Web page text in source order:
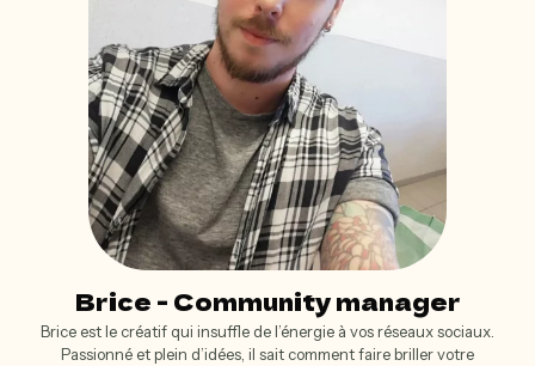
Brice - Community manager
Brice est le créatif qui insuffle de l’énergie à vos réseaux sociaux.
Passionné et plein d’idées, il sait comment faire briller votre